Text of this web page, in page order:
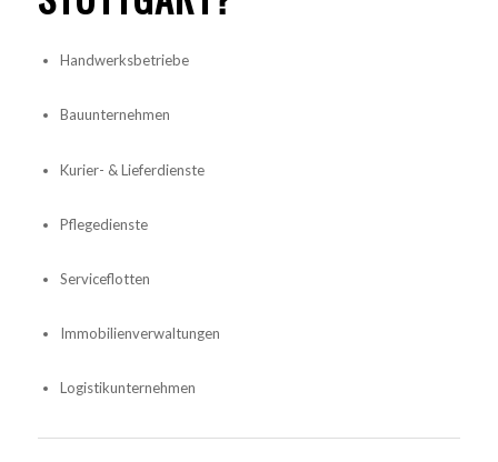
Handwerksbetriebe
Bauunternehmen
Kurier- & Lieferdienste
Pflegedienste
Serviceflotten
Immobilienverwaltungen
Logistikunternehmen